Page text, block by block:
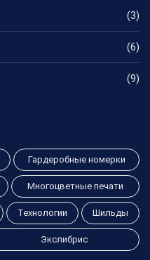
(3)
(6)
(9)
Гардеробные номерки
Многоцветные печати
Технологии Шильды
Экслибрис